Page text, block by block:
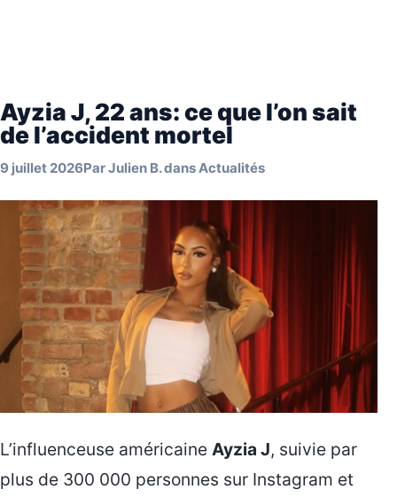
Ayzia J, 22 ans: ce que l’on sait
de l’accident mortel
9 juillet 2026ParJulien B.dansActualités
L’influenceuse américaine Ayzia J, suivie par
plus de 300 000 personnes sur Instagram et